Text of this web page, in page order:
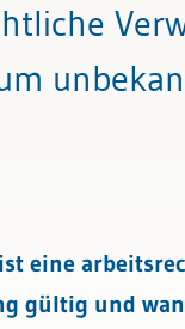
eine
gültig und